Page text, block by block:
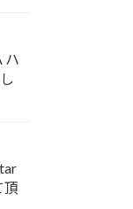
ハ
頂